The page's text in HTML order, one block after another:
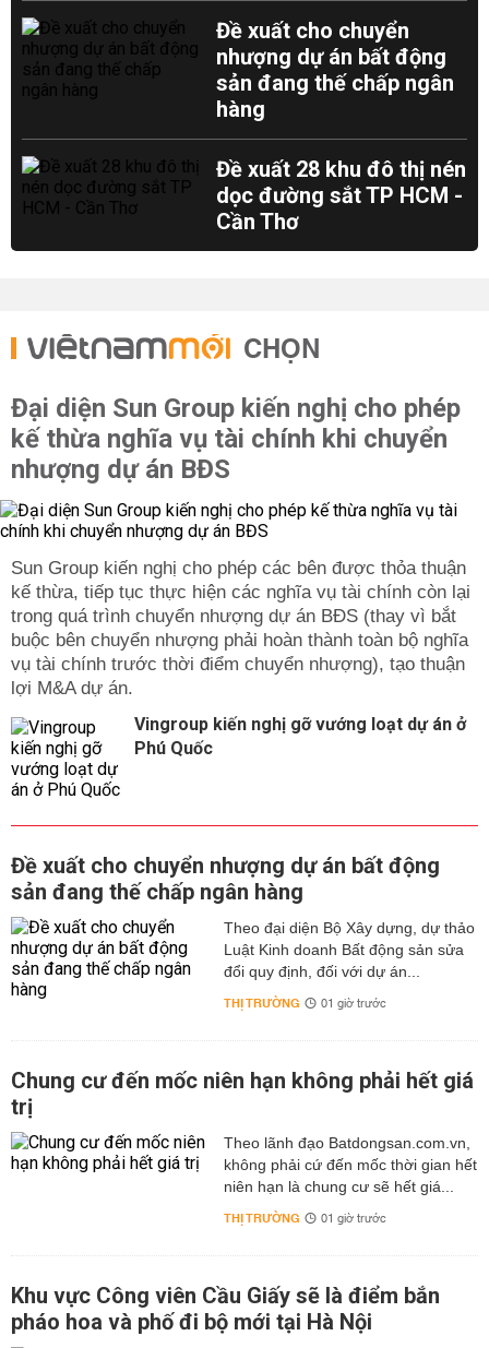
Đề xuất cho chuyển
nhượng dự án bất động
sản đang thế chấp ngân
hàng
Đề xuất 28 khu đô thị nén
dọc đường sắt TP HCM -
Cần Thơ
CHỌN
Đại diện Sun Group kiến nghị cho phép
kế thừa nghĩa vụ tài chính khi chuyển
nhượng dự án BĐS
Sun Group kiến nghị cho phép các bên được thỏa thuận
kế thừa, tiếp tục thực hiện các nghĩa vụ tài chính còn lại
trong quá trình chuyển nhượng dự án BĐS (thay vì bắt
buộc bên chuyển nhượng phải hoàn thành toàn bộ nghĩa
vụ tài chính trước thời điểm chuyển nhượng), tạo thuận
lợi M&A dự án.
Vingroup kiến nghị gỡ vướng loạt dự án ở
Phú Quốc
Đề xuất cho chuyển nhượng dự án bất động
sản đang thế chấp ngân hàng
Theo đại diện Bộ Xây dựng, dự thảo
Luật Kinh doanh Bất động sản sửa
đổi quy định, đối với dự án...
THỊ TRƯỜNG 01 giờ trước
Chung cư đến mốc niên hạn không phải hết giá
trị
Theo lãnh đạo Batdongsan.com.vn,
không phải cứ đến mốc thời gian hết
niên hạn là chung cư sẽ hết giá...
THỊ TRƯỜNG 01 giờ trước
Khu vực Công viên Cầu Giấy sẽ là điểm bắn
pháo hoa và phố đi bộ mới tại Hà Nội